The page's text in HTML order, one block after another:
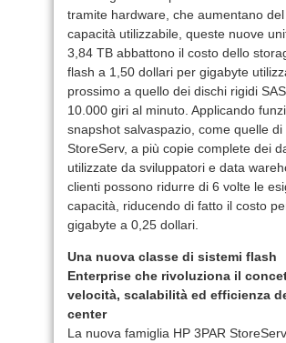
tramite hardware, che aumentano del
capacità utilizzabile, queste nuove
3,84 TB abbattono il costo dello
flash a 1,50 dollari per gigabyte
prossimo a quello dei dischi rigidi
10.000 giri al minuto. Applicando
snapshot salvaspazio, come quelle di
StoreServ, a più copie complete dei
utilizzate da sviluppatori e data
clienti possono ridurre di 6 volte le
capacità, riducendo di fatto il costo
gigabyte a 0,25 dollari.
Una nuova classe di sistemi flash
Enterprise che rivoluziona il
velocità, scalabilità ed efficienza
center
La nuova famiglia HP 3PAR